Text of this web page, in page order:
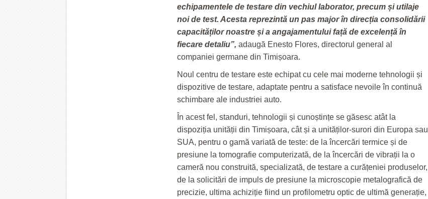
echipamentele de testare din vechiul laborator, precum și utilaje
noi de test. Acesta reprezintă un pas major în direcția consolidării
capacităților noastre și a angajamentului față de excelență în
fiecare detaliu”, adaugă Enesto Flores, directorul general al
companiei germane din Timișoara.
Noul centru de testare este echipat cu cele mai moderne tehnologii și
dispozitive de testare, adaptate pentru a satisface nevoile în continuă
schimbare ale industriei auto.
În acest fel, standuri, tehnologii și cunoștințe se găsesc atât la
dispoziția unității din Timișoara, cât și a unităților-surori din Europa sau
SUA, pentru o gamă variată de teste: de la încercări termice și de
presiune la tomografie computerizată, de la încercări de vibrații la o
cameră nou construită, specializată, de testare a curățeniei produselor,
de la solicitări de impuls de presiune la microscopie metalografică de
precizie, ultima achiziție fiind un profilometru optic de ultimă generație,